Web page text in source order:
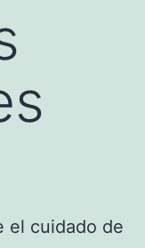
el cuidado de